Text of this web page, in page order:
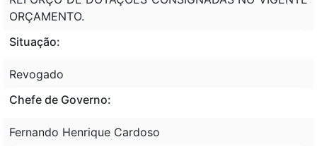
ORÇAMENTO.
Situação:
Revogado
Chefe de Governo:
Fernando Henrique Cardoso